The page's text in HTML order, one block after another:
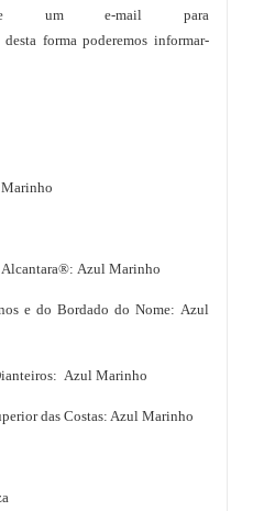
um e-mail para
desta forma poderemos informar-
Alcantara®: Azul Marinho
e do Bordado do Nome: Azul
Azul Marinho
das Costas: Azul Marinho